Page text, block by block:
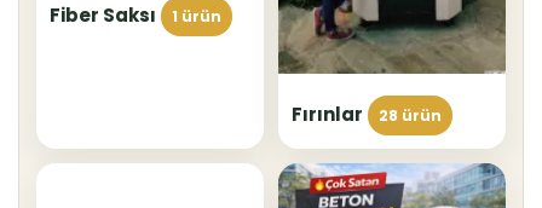
Fiber Saksı 1 ürün
Fırınlar 28 ürün